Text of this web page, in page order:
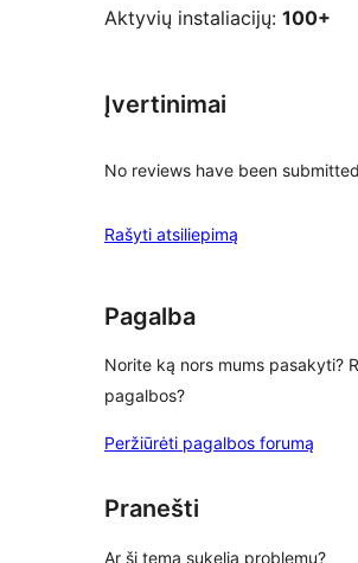
Aktyvių instaliacijų: 100+
Įvertinimai
No reviews have been
Rašyti atsiliepimą
Pagalba
Norite ką nors mums pasakyti?
pagalbos?
Peržiūrėti pagalbos forumą
Pranešti
Ar ši tema sukelia problemų?